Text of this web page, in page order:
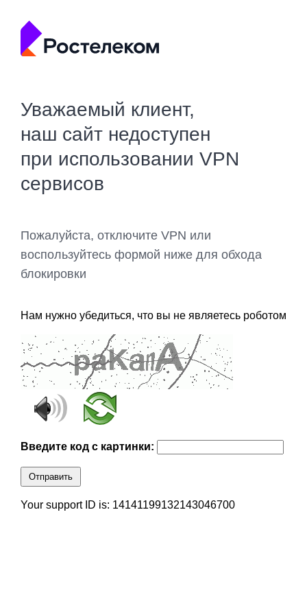
Уважаемый клиент,
наш сайт недоступен
при использовании VPN
сервисов
Пожалуйста, отключите VPN или
воспользуйтесь формой ниже для обхода
блокировки
Нам нужно убедиться, что вы не являетесь роботом
Введите код с картинки:
Отправить
Your support ID is: 14141199132143046700